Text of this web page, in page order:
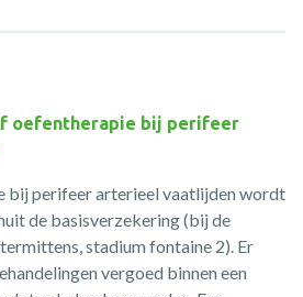
oefentherapie bij perifeer
bij perifeer arterieel vaatlijden wordt
de basisverzekering (bij de
stadium fontaine 2). Er
vergoed binnen een